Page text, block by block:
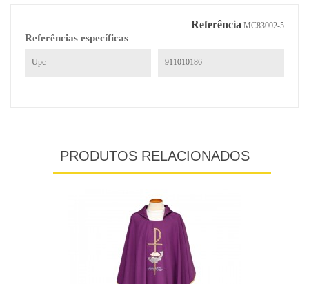
Referência MC83002-5
Referências específicas
Upc 911010186
PRODUTOS RELACIONADOS